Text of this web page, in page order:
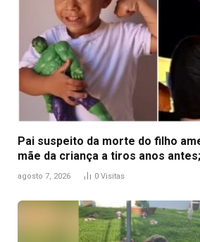
Pai suspeito da morte do filho
mãe da criança a tiros anos
agosto 7, 2026 0 Visitas